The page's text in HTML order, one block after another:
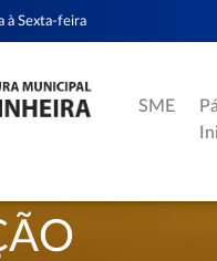
à Sexta-feira
SME